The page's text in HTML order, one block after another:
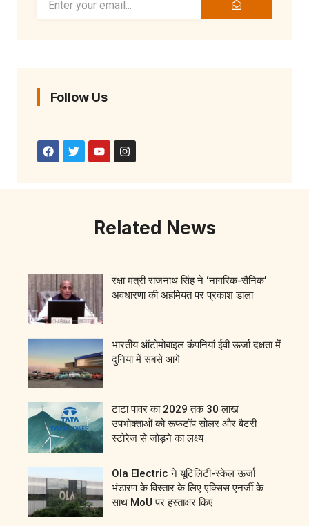
Follow Us
Related News
रक्षा मंत्री राजनाथ सिंह ने ‘नागरिक-सैनिक’
अवधारणा की अहमियत पर प्रकाश डाला
भारतीय ऑटोमोबाइल कंपनियां ईवी ऊर्जा दक्षता में
दुनिया में सबसे आगे
टाटा पावर का 2029 तक 30 लाख
उपभोक्ताओं को रूफटॉप सोलर और बैटरी
स्टोरेज से जोड़ने का लक्ष्य
Ola Electric ने यूटिलिटी-स्केल ऊर्जा
भंडारण के विस्तार के लिए एक्सिस एनर्जी के
साथ MoU पर हस्ताक्षर किए